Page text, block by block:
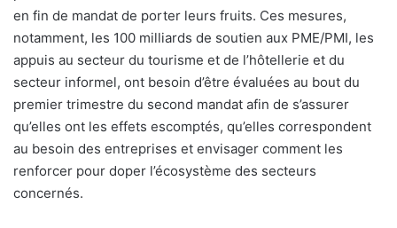
en fin de mandat de porter leurs fruits. Ces mesures,
notamment, les 100 milliards de soutien aux PME/PMI, les
appuis au secteur du tourisme et de l’hôtellerie et du
secteur informel, ont besoin d’être évaluées au bout du
premier trimestre du second mandat afin de s’assurer
qu’elles ont les effets escomptés, qu’elles correspondent
au besoin des entreprises et envisager comment les
renforcer pour doper l’écosystème des secteurs
concernés.